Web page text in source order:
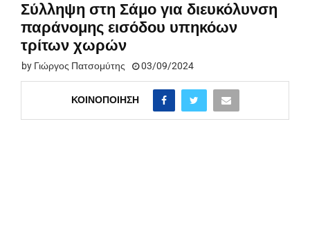
Σύλληψη στη Σάμο για διευκόλυνση
παράνομης εισόδου υπηκόων
τρίτων χωρών
by Γιώργος Πατσομύτης 03/09/2024
ΚΟΙΝΟΠΟΊΗΣΗ